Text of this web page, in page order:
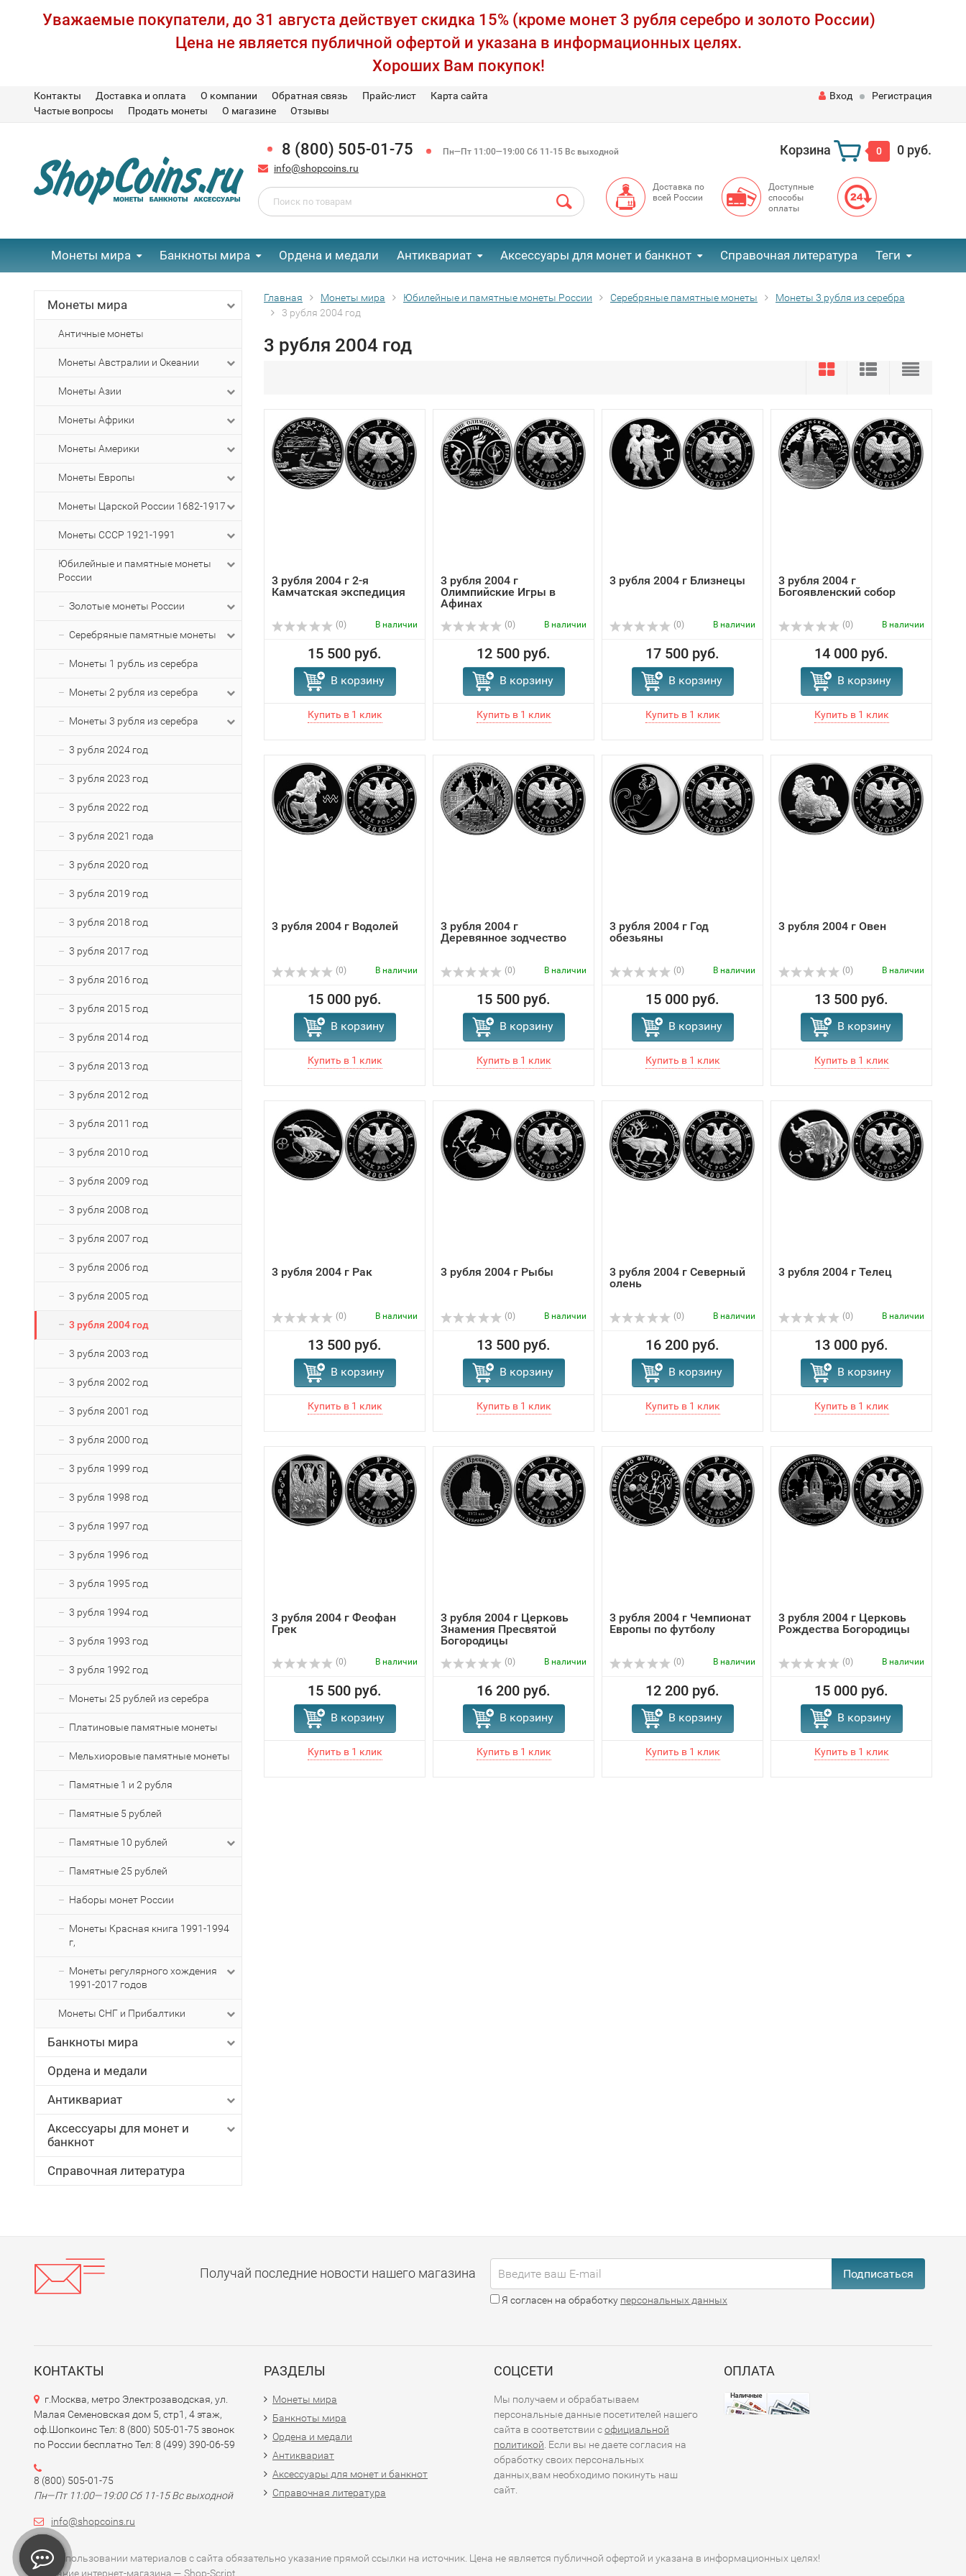
Уважаемые покупатели, до 31 августа действует скидка 15% (кроме монет 3 рубля серебро и золото России)
Цена не является публичной офертой и указана в информационных целях.
Хороших Вам покупок!
Контакты Доставка и оплата О компании Обратная связь Прайс-лист
Карта сайта
Частые вопросы
Продать монеты О магазине Отзывы
Вход Регистрация
8 (800) 505-01-75 Пн—Пт 11:00—19:00 Сб 11-15 Вс выходной
info@shopcoins.ru
Корзина 0 0 руб.
Доставка по
всей России
Доступные
способы
оплаты
Монеты мира Банкноты мира Ордена и медали Антиквариат Аксессуары для монет и банкнот Справочная литература Теги
Монеты мира
Античные монеты
Монеты Австралии и Океании
Монеты Азии
Монеты Африки
Монеты Америки
Монеты Европы
Монеты Царской России 1682-1917
Монеты СССР 1921-1991
Юбилейные и памятные монеты
России
Золотые монеты России
Серебряные памятные монеты
Монеты 1 рубль из серебра
Монеты 2 рубля из серебра
Монеты 3 рубля из серебра
3 рубля 2024 год
3 рубля 2023 год
3 рубля 2022 год
3 рубля 2021 года
3 рубля 2020 год
3 рубля 2019 год
3 рубля 2018 год
3 рубля 2017 год
3 рубля 2016 год
3 рубля 2015 год
3 рубля 2014 год
3 рубля 2013 год
3 рубля 2012 год
3 рубля 2011 год
3 рубля 2010 год
3 рубля 2009 год
3 рубля 2008 год
3 рубля 2007 год
3 рубля 2006 год
3 рубля 2005 год
3 рубля 2004 год
3 рубля 2003 год
3 рубля 2002 год
3 рубля 2001 год
3 рубля 2000 год
3 рубля 1999 год
3 рубля 1998 год
3 рубля 1997 год
3 рубля 1996 год
3 рубля 1995 год
3 рубля 1994 год
3 рубля 1993 год
3 рубля 1992 год
Монеты 25 рублей из серебра
Платиновые памятные монеты
Мельхиоровые памятные монеты
Памятные 1 и 2 рубля
Памятные 5 рублей
Памятные 10 рублей
Памятные 25 рублей
Наборы монет России
Монеты Красная книга 1991-1994
г,
Монеты регулярного хождения
1991-2017 годов
Монеты СНГ и Прибалтики
Банкноты мира
Ордена и медали
Антиквариат
Аксессуары для монет и
банкнот
Справочная литература
Главная Монеты мира Юбилейные и памятные монеты России Серебряные памятные монеты
Монеты 3 рубля из серебра
3 рубля 2004 год
3 рубля 2004 год
3 рубля 2004 г 2-я
Камчатская экспедиция
(0) В наличии
15 500 руб.
В корзину
3 рубля 2004 г
Олимпийские Игры в
Афинах
(0) В наличии
12 500 руб.
В корзину
3 рубля 2004 г Близнецы
(0) В наличии
17 500 руб.
В корзину
3 рубля 2004 г
Богоявленский собор
(0) В наличии
14 000 руб.
В корзину
3 рубля 2004 г Водолей
(0) В наличии
15 000 руб.
В корзину
3 рубля 2004 г
Деревянное зодчество
(0) В наличии
15 500 руб.
В корзину
3 рубля 2004 г Год
обезьяны
(0) В наличии
15 000 руб.
В корзину
3 рубля 2004 г Овен
(0) В наличии
13 500 руб.
В корзину
3 рубля 2004 г Рак
(0) В наличии
13 500 руб.
В корзину
3 рубля 2004 г Рыбы
(0) В наличии
13 500 руб.
В корзину
3 рубля 2004 г Северный
олень
(0) В наличии
16 200 руб.
В корзину
3 рубля 2004 г Телец
(0) В наличии
13 000 руб.
В корзину
3 рубля 2004 г Феофан
Грек
(0) В наличии
15 500 руб.
В корзину
3 рубля 2004 г Церковь
Знамения Пресвятой
Богородицы
(0) В наличии
16 200 руб.
В корзину
3 рубля 2004 г Чемпионат
Европы по футболу
(0) В наличии
12 200 руб.
В корзину
3 рубля 2004 г Церковь
Рождества Богородицы
(0) В наличии
15 000 руб.
В корзину
Получай последние новости нашего магазина Подписаться
Я согласен на обработку персональных данных
КОНТАКТЫ
г.Москва, метро Электрозаводская, ул.
Малая Семеновская дом 5, стр1, 4 этаж,
оф.Шопкоинс Тел: 8 (800) 505-01-75 звонок
по России бесплатно Тел: 8 (499) 390-06-59
8 (800) 505-01-75
Пн—Пт 11:00—19:00 Сб 11-15 Вс выходной
info@shopcoins.ru
РАЗДЕЛЫ
Монеты мира
Банкноты мира
Ордена и медали
Антиквариат
Аксессуары для монет и банкнот
Справочная литература
СОЦСЕТИ
Мы получаем и обрабатываем
персональные данные посетителей нашего
сайта в соответствии софициальной
политикой . Если вы не даете согласия на
обработку своих персональных
данных,вам необходимо покинуть наш
сайт.
ОПЛАТА
При использовании материалов с сайта обязательно указание прямой ссылки на источник. Цена не является публичной офертой и указана в информационных целях!
Создание интернет-магазина — Shop-Script